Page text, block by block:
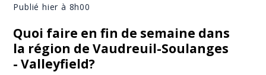
Publié hier à 8h00
Quoi faire en fin de semaine dans
la région de Vaudreuil-Soulanges
- Valleyfield?